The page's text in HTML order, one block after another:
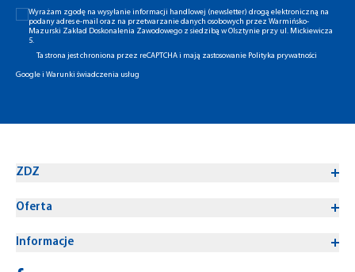
Wyrażam zgodę na wysyłanie informacji handlowej (newsletter) drogą elektroniczną na
podany adres e-mail oraz na przetwarzanie danych osobowych przez Warmińsko-
Mazurski Zakład Doskonalenia Zawodowego z siedzibą w Olsztynie przy ul. Mickiewicza
5.
Ta strona jest chroniona przez reCAPTCHA i mają zastosowanie Polityka prywatności
Googlei Warunki świadczenia usług
ZDZ
Oferta
Informacje